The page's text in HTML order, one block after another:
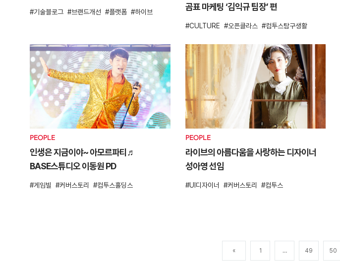
기술블로그 브랜드개선 플랫폼 하이브
곰표 마케팅 ‘김익규 팀장’ 편
CULTURE 오픈클라스 컴투스탐구생활
PEOPLE
인생은 지금이야~ 아모르파티♬
BASE스튜디오 이동원 PD
게임빌 커버스토리 컴투스홀딩스
PEOPLE
라이브의 아름다움을 사랑하는 디자이너
성아영 선임
UI디자이너 커버스토리 컴투스
« 1 … 49 50